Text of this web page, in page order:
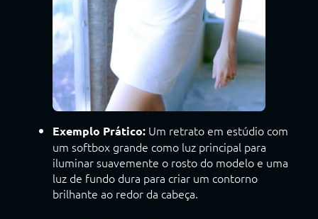
Exemplo Prático:Um retrato em estúdio com
um softbox grande como luz principal para
iluminar suavemente o rosto do modelo e uma
luz de fundo dura para criar um contorno
brilhante ao redor da cabeça.